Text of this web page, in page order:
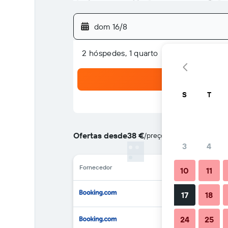
dom 16/8
2 hóspedes, 1 quarto
Ofertas desde38 €/preço por noite mais
Fornecedor
S T
3 4
10 11
17 18
24 25